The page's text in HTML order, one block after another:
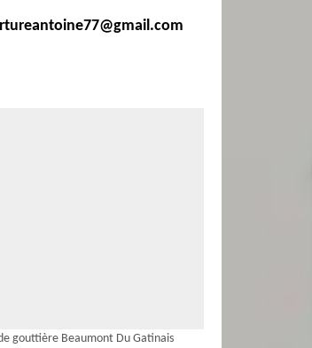
gouttière Beaumont Du Gatinais